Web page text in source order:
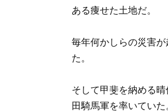
ある痩せた土地だ。
毎年何かしらの災害
た。
そして甲斐を納める
田騎馬軍を率いていた